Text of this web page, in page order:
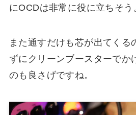
にOCDは非常に役に立ちそう
また通すだけも芯が出てくる
ずにクリーンブースターでか
のも良さげですね。